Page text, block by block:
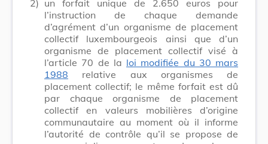
2) un forfait unique de 2.650 euros pour
l’instruction de chaque demande
d’agrément d’un organisme de placement
collectif luxembourgeois ainsi que d’un
organisme de placement collectif visé à
l’article 70 de la loi modifiée du 30 mars
1988 relative aux organismes de
placement collectif; le même forfait est dû
par chaque organisme de placement
collectif en valeurs mobilières d’origine
communautaire au moment où il informe
l’autorité de contrôle qu’il se propose de